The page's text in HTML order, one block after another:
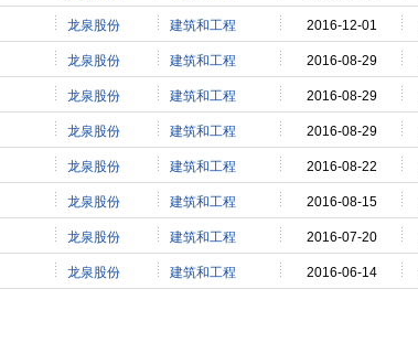
龙泉股份 建筑和工程 2016-12-01
龙泉股份 建筑和工程 2016-08-29
龙泉股份 建筑和工程 2016-08-29
龙泉股份 建筑和工程 2016-08-29
龙泉股份 建筑和工程 2016-08-22
龙泉股份 建筑和工程 2016-08-15
龙泉股份 建筑和工程 2016-07-20
龙泉股份 建筑和工程 2016-06-14